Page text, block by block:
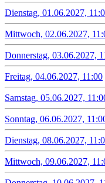
Dienstag, 01.06.2027,
Mittwoch, 02.06.2027,
Donnerstag, 03.06.2027,
Freitag, 04.06.2027, 11:00
Samstag, 05.06.2027,
Sonntag, 06.06.2027,
Dienstag, 08.06.2027,
Mittwoch, 09.06.2027,